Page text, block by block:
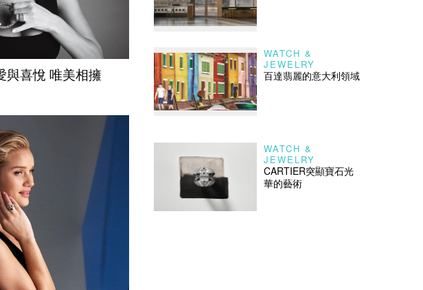
與喜悅 唯美相擁
WATCH &
JEWELRY
百達翡麗的意大利領域
WATCH &
JEWELRY
CARTIER突顯寶石光
華的藝術